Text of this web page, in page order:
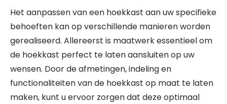
Het aanpassen van een hoekkast aan uw specifieke
behoeften kan op verschillende manieren worden
gerealiseerd. Allereerst is maatwerk essentieel om
de hoekkast perfect te laten aansluiten op uw
wensen. Door de afmetingen, indeling en
functionaliteiten van de hoekkast op maat te laten
maken, kunt u ervoor zorgen dat deze optimaal